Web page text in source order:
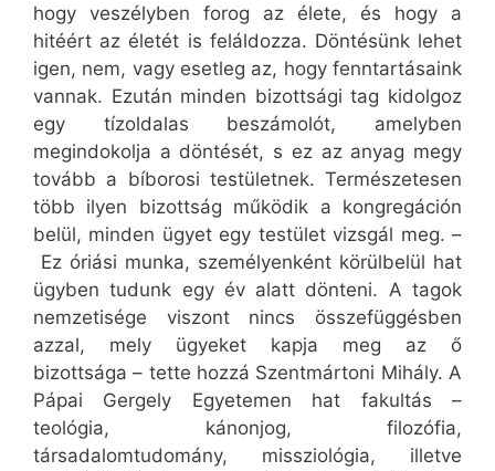
hogy veszélyben forog az élete, és hogy a
hitéért az életét is feláldozza. Döntésünk lehet
igen, nem, vagy esetleg az, hogy fenntartásaink
vannak. Ezután minden bizottsági tag kidolgoz
egy tízoldalas beszámolót, amelyben
megindokolja a döntését, s ez az anyag megy
tovább a bíborosi testületnek. Természetesen
több ilyen bizottság működik a kongregáción
belül, minden ügyet egy testület vizsgál meg. –
Ez óriási munka, személyenként körülbelül hat
ügyben tudunk egy év alatt dönteni. A tagok
nemzetisége viszont nincs összefüggésben
azzal, mely ügyeket kapja meg az ő
bizottsága – tette hozzá Szentmártoni Mihály. A
Pápai Gergely Egyetemen hat fakultás –
teológia, kánonjog, filozófia,
társadalomtudomány, missziológia, illetve